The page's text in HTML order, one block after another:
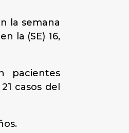
la semana
la (SE) 16,
pacientes
casos del